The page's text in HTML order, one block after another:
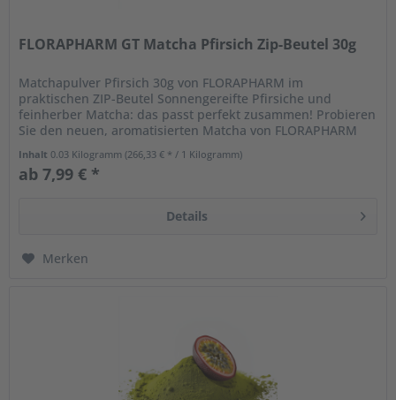
FLORAPHARM GT Matcha Pfirsich Zip-Beutel 30g
Matchapulver Pfirsich 30g von FLORAPHARM im
praktischen ZIP-Beutel Sonnengereifte Pfirsiche und
feinherber Matcha: das passt perfekt zusammen! Probieren
Sie den neuen, aromatisierten Matcha von FLORAPHARM
Inhalt 0.03 Kilogramm(266,33 € * / 1 Kilogramm)
ab 7,99 € *
Details
Merken